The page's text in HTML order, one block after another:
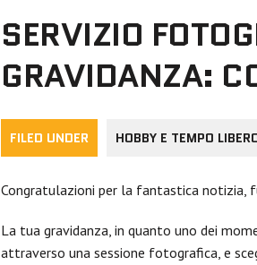
SERVIZIO
GRAVIDANZA:
FILED UNDER HOBBY E TEMPO
Congratulazioni per la fantastica notizia,
La tua gravidanza, in quanto uno dei
attraverso una sessione fotografica, e